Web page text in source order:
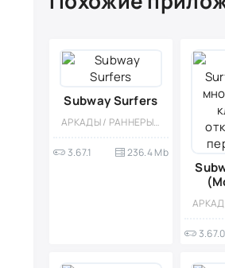
Subway Surfers
АРКАДЫ / РАННЕРЫ / ЭКШЕНЫ / ПЛАТФОРМЕРЫ / ОДНОПОЛЬЗОВАТЕЛЬСКИЕ / ОФЛАЙН / СТИЛИЗАЦИЯ / БЕЗ КЕША / ВСТРОЕННЫЙ КЕШ
3.67.1 236.4 Mb
3.67.0